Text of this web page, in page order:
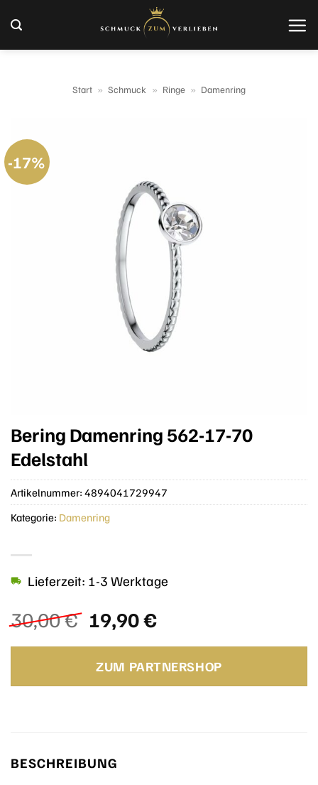
Inhalt
springen
Start » Schmuck » Ringe » Damenring
-17%
Bering Damenring 562-17-70
Edelstahl
30,00€ Ursprünglicher
Preis
war:
30,00 €
19,90€Aktueller
ist:
19,90 €.
Lieferzeit: 1-3 Werktage
ZUM PARTNERSHOP
Artikelnummer: 4894041729947
Kategorie: Damenring
BESCHREIBUNG